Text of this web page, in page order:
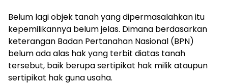
Belum lagi objek tanah yang dipermasalahkan itu
kepemilikannya belum jelas. Dimana berdasarkan
keterangan Badan Pertanahan Nasional (BPN)
belum ada alas hak yang terbit diatas tanah
tersebut, baik berupa sertipikat hak milik ataupun
sertipikat hak guna usaha.